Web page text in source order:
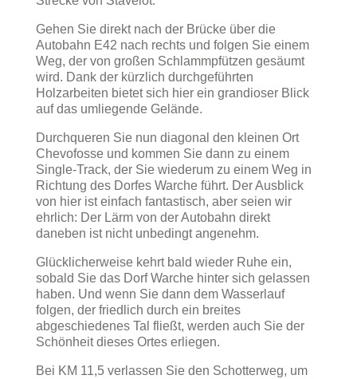
Gehen Sie direkt nach der Brücke über die
Autobahn E42 nach rechts und folgen Sie einem
Weg, der von großen Schlammpfützen gesäumt
wird. Dank der kürzlich durchgeführten
Holzarbeiten bietet sich hier ein grandioser Blick
auf das umliegende Gelände.
Durchqueren Sie nun diagonal den kleinen Ort
Chevofosse und kommen Sie dann zu einem
Single-Track, der Sie wiederum zu einem Weg in
Richtung des Dorfes Warche führt. Der Ausblick
von hier ist einfach fantastisch, aber seien wir
ehrlich: Der Lärm von der Autobahn direkt
daneben ist nicht unbedingt angenehm.
Glücklicherweise kehrt bald wieder Ruhe ein,
sobald Sie das Dorf Warche hinter sich gelassen
haben. Und wenn Sie dann dem Wasserlauf
folgen, der friedlich durch ein breites
abgeschiedenes Tal fließt, werden auch Sie der
Schönheit dieses Ortes erliegen.
Bei KM 11,5 verlassen Sie den Schotterweg, um